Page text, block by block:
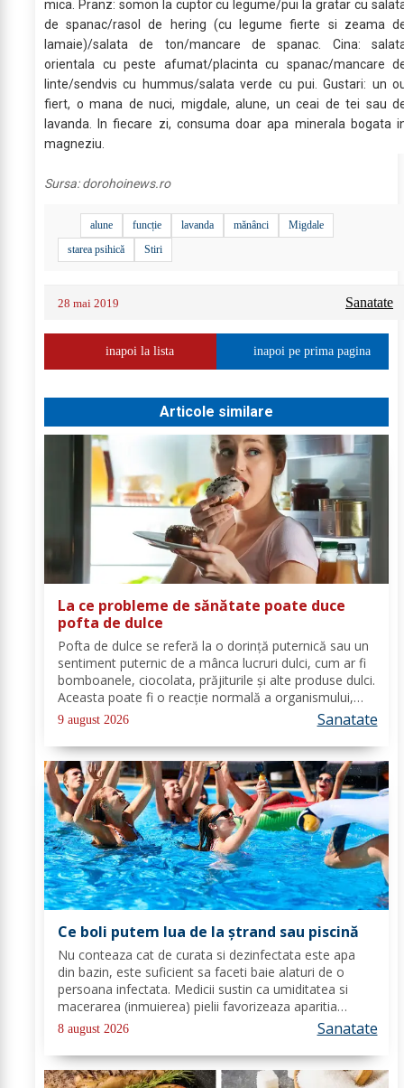
mica. Pranz: somon la cuptor cu legume/pui la gratar cu
de spanac/rasol de hering (cu legume fierte si zeama
lamaie)/salata de ton/mancare de spanac. Cina:
orientala cu peste afumat/placinta cu spanac/mancare
linte/sendvis cu hummus/salata verde cu pui. Gustari: un
fiert, o mana de nuci, migdale, alune, un ceai de tei sau
lavanda. In fiecare zi, consuma doar apa minerala bogata
magneziu.
Sursa:dorohoinews.ro
alune funcție lavanda mănânci
Migdale
starea psihică
Stiri
28 mai 2019 Sanatate
inapoi la lista inapoi pe prima pagina
Articole similare
La ce probleme de sănătate poate duce
pofta de dulce
Pofta de dulce se referă la o dorință puternică sau un
sentiment puternic de a mânca lucruri dulci, cum ar fi
bomboanele, ciocolata, prăjiturile și alte produse dulci.
Aceasta poate fi o reacție normală a organismului,
deoarece majoritatea oamenilor au o preferință
pentru dulceață. Cu toate...
9 august 2026 Sanatate
Ce boli putem lua de la ștrand sau piscină
Nu conteaza cat de curata si dezinfectata este apa
din bazin, este suficient sa faceti baie alaturi de o
persoana infectata. Medicii sustin ca umiditatea si
macerarea (inmuierea) pielii favorizeaza aparitia
infectiilor micotice, care prin apa se transmit mult mai
usor. Cel mai intalnit tip de...
8 august 2026 Sanatate